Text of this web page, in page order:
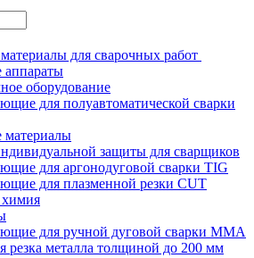
для сварочных работ
аппараты
оборудование
для полуавтоматической сварки
материалы
защиты для сварщиков
для аргонодуговой сварки TIG
для плазменной резки CUT
химия
для ручной дуговой сварки MMA
резка металла толщиной до 200 мм